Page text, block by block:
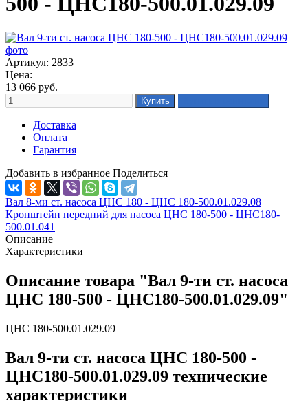
Артикул: 2833
Цена:
13 066 руб.
Доставка
Оплата
Гарантия
Добавить в избранное Поделиться
Вал 8-ми ст. насоса ЦНС 180 - ЦНС 180-500.01.029.08
Кронштейн передний для насоса ЦНС 180-500 - ЦНС180-
500.01.041
Описание
Характеристики
Описание товара "Вал 9-ти ст. насоса
ЦНС 180-500 - ЦНС180-500.01.029.09"
ЦНС 180-500.01.029.09
Вал 9-ти ст. насоса ЦНС 180-500 -
ЦНС180-500.01.029.09 технические
характеристики